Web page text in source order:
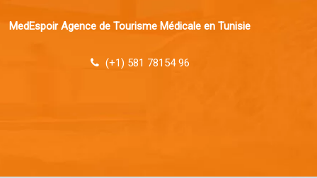
MedEspoir Agence de Tourisme Médicale en Tunisie
(+1) 581 78154 96